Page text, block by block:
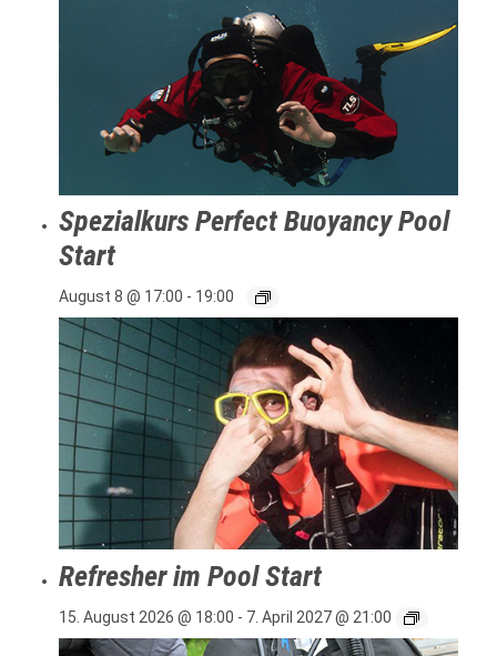
Spezialkurs Perfect Buoyancy Pool
Start
August 8 @ 17:00 - 19:00
Refresher im Pool Start
15. August 2026 @ 18:00 - 7. April 2027 @ 21:00